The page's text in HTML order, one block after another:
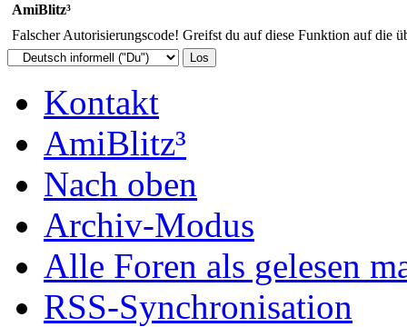
AmiBlitz³
Falscher Autorisierungscode! Greifst du auf diese Funktion auf die
Kontakt
AmiBlitz³
Nach oben
Archiv-Modus
Alle Foren als gelesen
RSS-Synchronisation